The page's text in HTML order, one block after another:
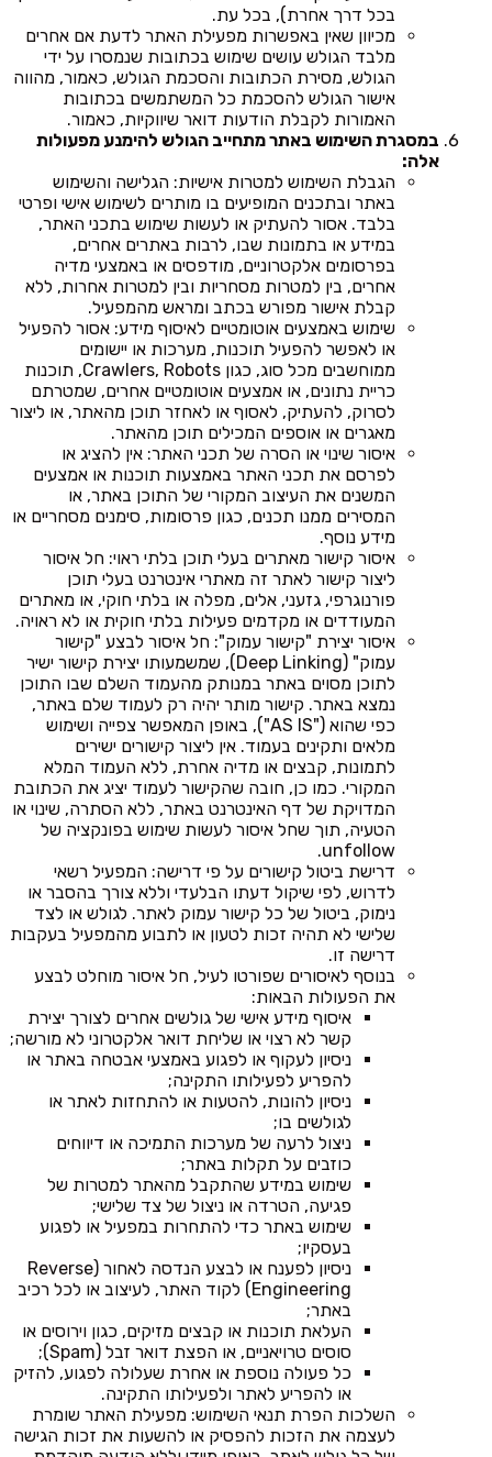
בכל דרך אחרת), בכל עת.
מכיוון שאין באפשרות מפעילת האתר לדעת אם אחרים
מלבד הגולש עושים שימוש בכתובות שנמסרו על ידי
הגולש, מסירת הכתובות והסכמת הגולש, כאמור, מהווה
אישור הגולש להסכמת כל המשתמשים בכתובות
האמורות לקבלת הודעות דואר שיווקיות, כאמור.
במסגרת השימוש באתר מתחייב הגולש להימנע מפעולות
אלה:
הגבלת השימוש למטרות אישיות: הגלישה והשימוש
באתר ובתכנים המופיעים בו מותרים לשימוש אישי ופרטי
בלבד. אסור להעתיק או לעשות שימוש בתכני האתר,
במידע או בתמונות שבו, לרבות באתרים אחרים,
בפרסומים אלקטרוניים, מודפסים או באמצעי מדיה
אחרים, בין למטרות מסחריות ובין למטרות אחרות, ללא
קבלת אישור מפורש בכתב ומראש מהמפעיל.
שימוש באמצעים אוטומטיים לאיסוף מידע: אסור להפעיל
או לאפשר להפעיל תוכנות, מערכות או יישומים
ממוחשבים מכל סוג, כגון Crawlers, Robots, תוכנות
כריית נתונים, או אמצעים אוטומטיים אחרים, שמטרתם
לסרוק, להעתיק, לאסוף או לאחזר תוכן מהאתר, או ליצור
מאגרים או אוספים המכילים תוכן מהאתר.
איסור שינוי או הסרה של תכני האתר: אין להציג או
לפרסם את תכני האתר באמצעות תוכנות או אמצעים
המשנים את העיצוב המקורי של התוכן באתר, או
המסירים ממנו תכנים, כגון פרסומות, סימנים מסחריים או
מידע נוסף.
איסור קישור מאתרים בעלי תוכן בלתי ראוי: חל איסור
ליצור קישור לאתר זה מאתרי אינטרנט בעלי תוכן
פורנוגרפי, גזעני, אלים, מפלה או בלתי חוקי, או מאתרים
המעודדים או מקדמים פעילות בלתי חוקית או לא ראויה.
איסור יצירת "קישור עמוק": חל איסור לבצע "קישור
עמוק" (Deep Linking), שמשמעותו יצירת קישור ישיר
לתוכן מסוים באתר במנותק מהעמוד השלם שבו התוכן
נמצא באתר. קישור מותר יהיה רק לעמוד שלם באתר,
כפי שהוא ("AS IS"), באופן המאפשר צפייה ושימוש
מלאים ותקינים בעמוד. אין ליצור קישורים ישירים
לתמונות, קבצים או מדיה אחרת, ללא העמוד המלא
המקורי. כמו כן, חובה שהקישור לעמוד יציג את הכתובת
המדויקת של דף האינטרנט באתר, ללא הסתרה, שינוי או
הטעיה, תוך שחל איסור לעשות שימוש בפונקציה של
unfollow.
דרישת ביטול קישורים על פי דרישה: המפעיל רשאי
לדרוש, לפי שיקול דעתו הבלעדי וללא צורך בהסבר או
נימוק, ביטול של כל קישור עמוק לאתר. לגולש או לצד
שלישי לא תהיה זכות לטעון או לתבוע מהמפעיל בעקבות
דרישה זו.
בנוסף לאיסורים שפורטו לעיל, חל איסור מוחלט לבצע
את הפעולות הבאות:
איסוף מידע אישי של גולשים אחרים לצורך יצירת
קשר לא רצוי או שליחת דואר אלקטרוני לא מורשה;
ניסיון לעקוף או לפגוע באמצעי אבטחה באתר או
להפריע לפעילותו התקינה;
ניסיון להונות, להטעות או להתחזות לאתר או
לגולשים בו;
ניצול לרעה של מערכות התמיכה או דיווחים
כוזבים על תקלות באתר;
שימוש במידע שהתקבל מהאתר למטרות של
פגיעה, הטרדה או ניצול של צד שלישי;
שימוש באתר כדי להתחרות במפעיל או לפגוע
בעסקיו;
ניסיון לפענח או לבצע הנדסה לאחור (Reverse
Engineering) לקוד האתר, לעיצוב או לכל רכיב
באתר;
העלאת תוכנות או קבצים מזיקים, כגון וירוסים או
סוסים טרויאניים, או הפצת דואר זבל (Spam);
כל פעולה נוספת או אחרת שעלולה לפגוע, להזיק
או להפריע לאתר ולפעילותו התקינה.
השלכות הפרת תנאי השימוש: מפעילת האתר שומרת
לעצמה את הזכות להפסיק או להשעות את זכות הגישה